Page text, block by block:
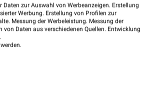
zur Auswahl von Werbeanzeigen. Erstellung
Werbung. Erstellung von Profilen zur
Messung der Werbeleistung. Messung der
Daten aus verschiedenen Quellen. Entwicklung